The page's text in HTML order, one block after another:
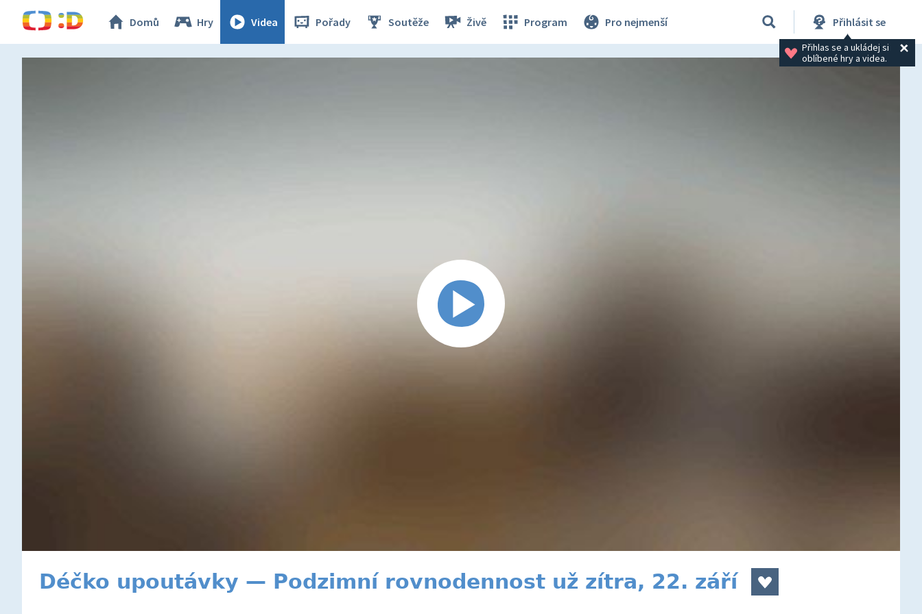
Domů Hry Videa Pořady Soutěže Živě Program Pro nejmenší Přihlásit se
Přihlas se a ukládej si
oblíbené hry a videa.
Déčko upoutávky — Podzimní rovnodennost už zítra, 22. září